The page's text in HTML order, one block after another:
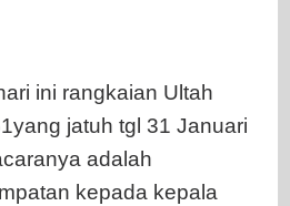
ini rangkaian Ultah
jatuh tgl 31 Januari
adalah
kepada kepala